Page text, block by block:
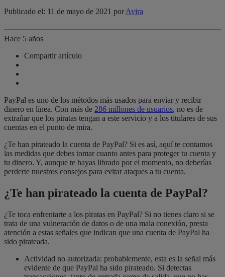
Publicado el: 11 de mayo de 2021 por Avira
Hace 5 años
Compartir artículo
PayPal es uno de los métodos más usados para enviar y recibir
dinero en línea. Con más de 286 millones de usuarios, no es de
extrañar que los piratas tengan a este servicio y a los titulares de sus
cuentas en el punto de mira.
¿Te han pirateado la cuenta de PayPal? Si es así, aquí te contamos
las medidas que debes tomar cuanto antes para proteger tu cuenta y
tu dinero. Y, aunque te hayas librado por el momento, no deberías
perderte nuestros consejos para evitar ataques a tu cuenta.
¿Te han pirateado la cuenta de PayPal?
¿Te toca enfrentarte a los piratas en PayPal? Si no tienes claro si se
trata de una vulneración de datos o de una mala conexión, presta
atención a estas señales que indican que una cuenta de PayPal ha
sido pirateada.
Actividad no autorizada: probablemente, esta es la señal más
evidente de que PayPal ha sido pirateado. Si detectas